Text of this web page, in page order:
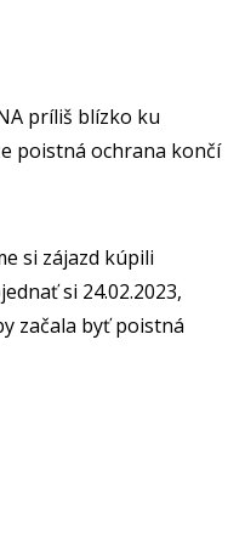
príliš blízko ku
poistná ochrana končí
si zájazd kúpili
si 24.02.2023,
začala byť poistná